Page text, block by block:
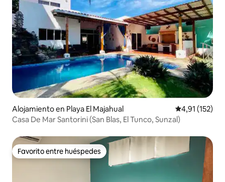
Alojamiento en Playa El Majahual Calificación
4,91 (152)
Casa De Mar Santorini (San Blas, El Tunco, Sunzal)
Favorito entre huéspedes
Favorito entre huéspedes